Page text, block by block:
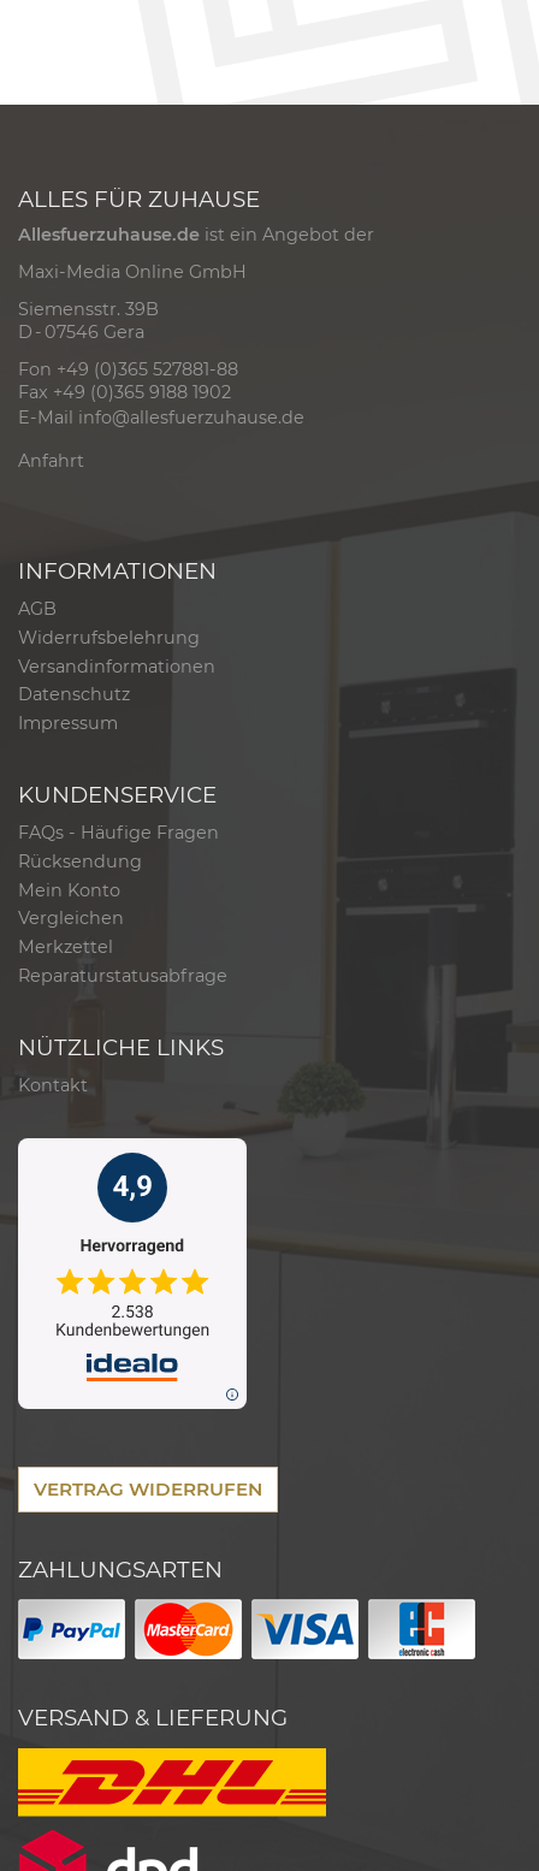
ALLES FÜR ZUHAUSE
Allesfuerzuhause.de ist ein Angebot der
Maxi-Media Online GmbH
Siemensstr. 39B
D - 07546 Gera
Fon +49 (0)365 527881-88
Fax +49 (0)365 9188 1902
E-Mail info@allesfuerzuhause.de
Anfahrt
INFORMATIONEN
AGB
Widerrufsbelehrung
Versandinformationen
Datenschutz
Impressum
KUNDENSERVICE
FAQs - Häufige Fragen
Rücksendung
Mein Konto
Vergleichen
Merkzettel
Reparaturstatusabfrage
NÜTZLICHE LINKS
Kontakt
VERTRAG WIDERRUFEN
ZAHLUNGSARTEN
VERSAND & LIEFERUNG